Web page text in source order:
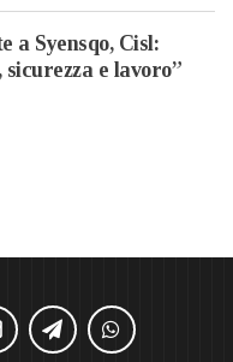
a Syensqo, Cisl:
e lavoro”